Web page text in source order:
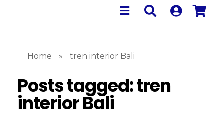
Home » tren interior Bali
Posts tagged: tren
interior Bali